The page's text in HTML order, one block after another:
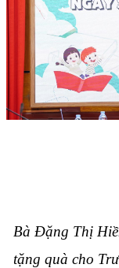
Bà Đặng Thị
tặng quà cho